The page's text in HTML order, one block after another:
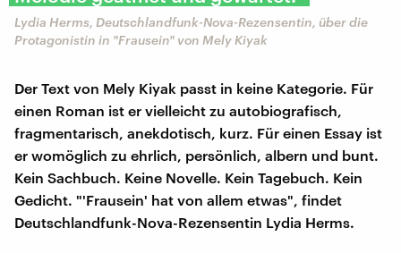
Lydia Herms, Deutschlandfunk-Nova-Rezensentin, über die
Protagonistin in "Frausein" von Mely Kiyak
Der Text von Mely Kiyak passt in keine Kategorie. Für
einen Roman ist er vielleicht zu autobiografisch,
fragmentarisch, anekdotisch, kurz. Für einen Essay ist
er womöglich zu ehrlich, persönlich, albern und bunt.
Kein Sachbuch. Keine Novelle. Kein Tagebuch. Kein
Gedicht. "'Frausein' hat von allem etwas", findet
Deutschlandfunk-Nova-Rezensentin Lydia Herms.